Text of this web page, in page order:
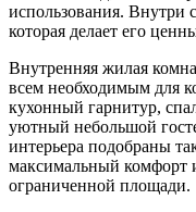
использования. Внутри
которая делает его
Внутренняя жилая
всем необходимым для
кухонный гарнитур,
уютный небольшой
интерьера подобраны
максимальный комфорт
ограниченной площади.